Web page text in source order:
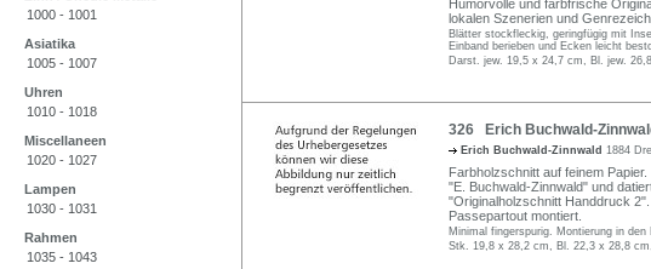
1000 - 1001
Asiatika
1005 - 1007
Uhren
1010 - 1018
Miscellaneen
1020 - 1027
Lampen
1030 - 1031
Rahmen
1035 - 1043
Humorvolle und farbfrische
lokalen Szenerien und
Blätter stockfleckig, geringfügig mit
Einband berieben und Ecken leicht
Darst. jew. 19,5 x 24,7 cm, Bl. jew.
326 Erich Buchwald-
Erich Buchwald-Zinnwald 1884
Farbholzschnitt auf feinem
"E. Buchwald-Zinnwald" und
"Originalholzschnitt Handdruck
Passepartout montiert.
Minimal fingerspurig. Montierung in
Stk. 19,8 x 28,2 cm, Bl. 22,3 x 28,8